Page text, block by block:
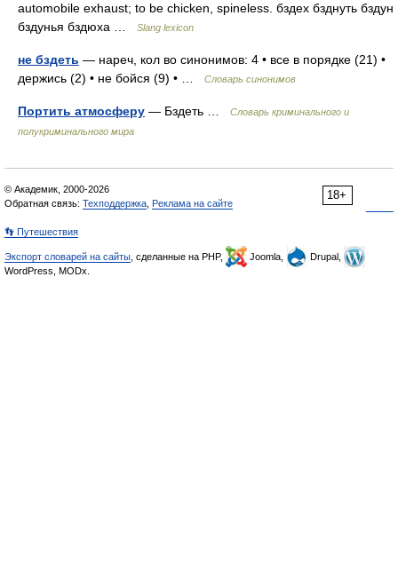
automobile exhaust; to be chicken, spineless. бздех бзднуть бздун
бздунья бздюха …
Slang lexicon
не бздеть — нареч, кол во синонимов: 4 • все в порядке (21) •
держись (2) • не бойся (9) • …
Словарь синонимов
Портить атмосферу — Бздеть …
Словарь криминального и
полукриминального мира
18+
© Академик, 2000-2026
Обратная связь: Техподдержка Реклама на сайте
👣 Путешествия
Экспорт словарей на сайты , сделанные на PHP, Joomla,
Drupal,
WordPress, MODx.